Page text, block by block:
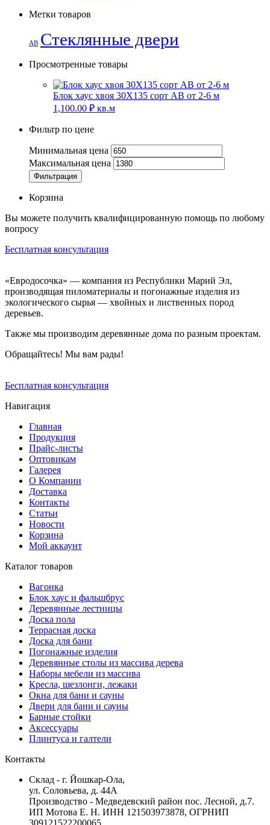
Метки товаров
АВ Стеклянные двери
Просмотренные товары
Блок хаус хвоя 30Х135 сорт АВ от 2-6 м
1,100.00 ₽ кв.м
Фильтр по цене
Минимальная цена
Максимальная цена
Фильтрация
Корзина
Вы можете получить квалифицированную помощь по любому
вопросу
Бесплатная консультация
«Евродосочка» — компания из Республики Марий Эл,
производящая пиломатериалы и погонажные изделия из
экологического сырья — хвойных и лиственных пород
деревьев.
Также мы производим деревянные дома по разным проектам.
Обращайтесь! Мы вам рады!
Бесплатная консультация
Навигация
Главная
Продукция
Прайс-листы
Оптовикам
Галерея
О Компании
Доставка
Контакты
Статьи
Новости
Корзина
Мой аккаунт
Каталог товаров
Вагонка
Блок хаус и фальшбрус
Деревянные лестницы
Доска пола
Террасная доска
Доска для бани
Погонажные изделия
Деревянные столы из массива дерева
Наборы мебели из массива
Кресла, шезлонги, лежаки
Окна для бани и сауны
Двери для бани и сауны
Барные стойки
Аксессуары
Плинтуса и галтели
Контакты
Склад - г. Йошкар-Ола,
ул. Соловьева, д. 44А
Производство - Медведевский район пос. Лесной, д.7.
ИП Мотова Е. Н. ИНН 121503973878, ОГРНИП